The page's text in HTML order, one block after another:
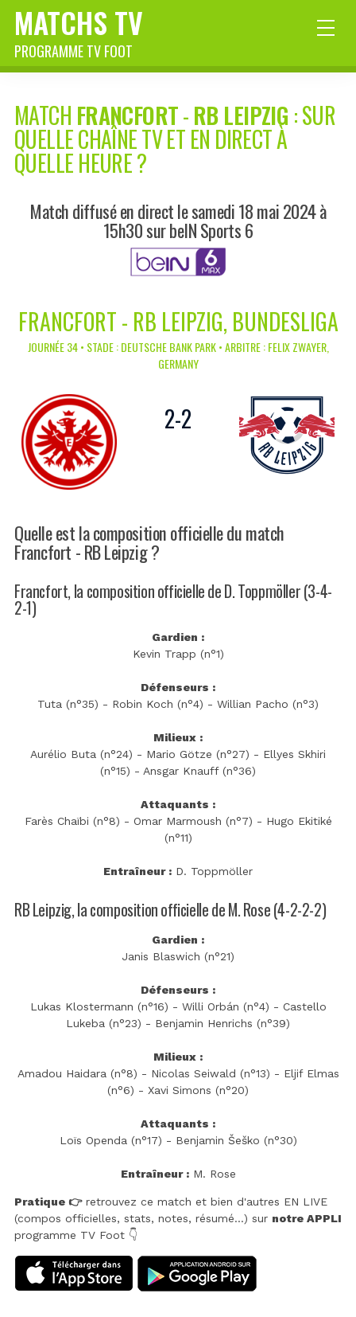
MATCHS TV
PROGRAMME TV FOOT
MATCH FRANCFORT-RB LEIPZIG : SUR
QUELLE CHAÎNE TV ET EN DIRECT À
QUELLE HEURE ?
Match diffusé en direct le samedi 18 mai 2024 à
15h30 sur beIN Sports 6
FRANCFORT - RB LEIPZIG, BUNDESLIGA
JOURNÉE 34 • STADE : DEUTSCHE BANK PARK • ARBITRE : FELIX ZWAYER,
GERMANY
2-2
Quelle est la composition officielle du match
Francfort - RB Leipzig ?
Francfort, la composition officielle de D. Toppmöller (3-4-
2-1)
Gardien :
Kevin Trapp (n°1)
Défenseurs :
Tuta (n°35) - Robin Koch (n°4) - Willian Pacho (n°3)
Milieux :
Aurélio Buta (n°24) - Mario Götze (n°27) - Ellyes Skhiri
(n°15) - Ansgar Knauff (n°36)
Attaquants :
Farès Chaïbi (n°8) - Omar Marmoush (n°7) - Hugo Ekitiké
(n°11)
Entraîneur : D. Toppmöller
RB Leipzig, la composition officielle de M. Rose (4-2-2-2)
Gardien :
Janis Blaswich (n°21)
Défenseurs :
Lukas Klostermann (n°16) - Willi Orbán (n°4) - Castello
Lukeba (n°23) - Benjamin Henrichs (n°39)
Milieux :
Amadou Haidara (n°8) - Nicolas Seiwald (n°13) - Eljif Elmas
(n°6) - Xavi Simons (n°20)
Attaquants :
Loïs Openda (n°17) - Benjamin Šeško (n°30)
Entraîneur :M. Rose
Pratique 👉retrouvez ce match et bien d'autres EN LIVE
(compos officielles, stats, notes, résumé...) sur notre APPLI
programme TV Foot 👇